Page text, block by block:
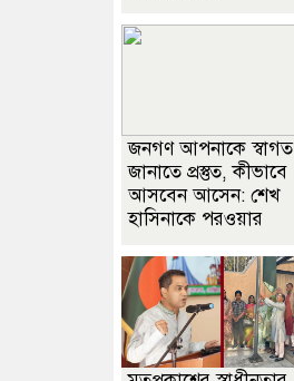
জনগণ আপনাকে স্বাগত
জানাতে প্রস্তুত, কীভাবে
আসবেন আসেন: শেখ
হাসিনাকে পরওয়ার